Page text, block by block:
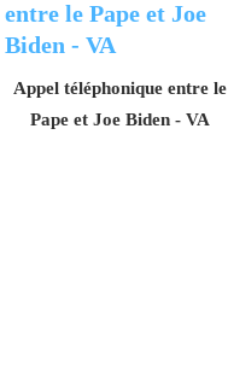
Appel téléphonique entre le
Pape et Joe Biden - VA